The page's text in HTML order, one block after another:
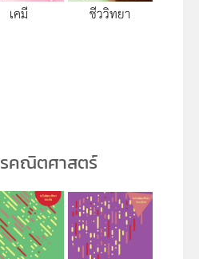
เคมี ชีววิทยา
คณิตศาสตร์